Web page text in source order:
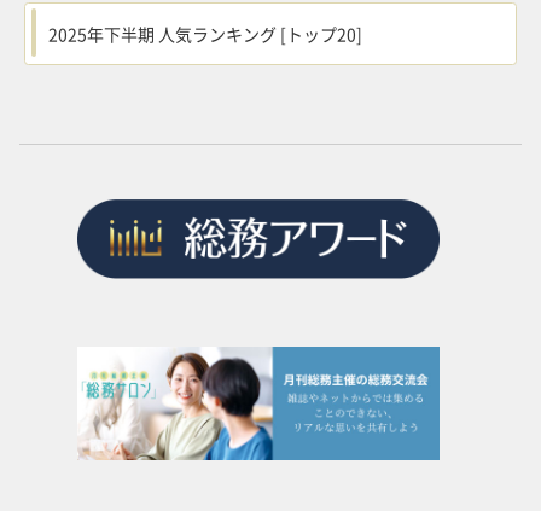
2025年下半期 人気ランキング [トップ20]